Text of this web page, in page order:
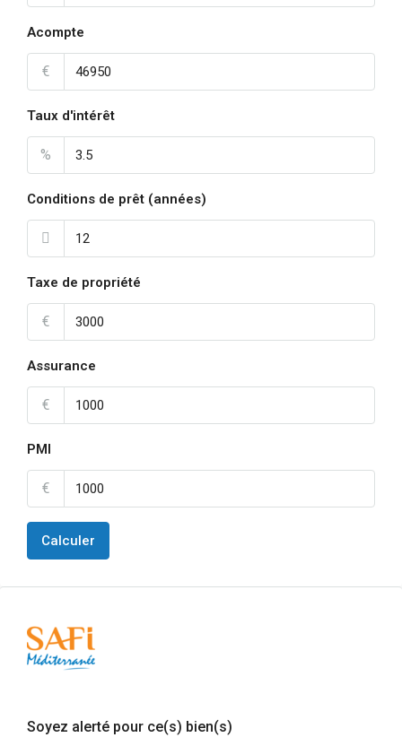
Acompte
€
Taux d'intérêt
%
Conditions de prêt (années)
Taxe de propriété
€
Assurance
€
PMI
€
Calculer
Soyez alerté pour ce(s) bien(s)